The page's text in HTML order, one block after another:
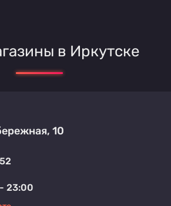
в Иркутске
10
23:00